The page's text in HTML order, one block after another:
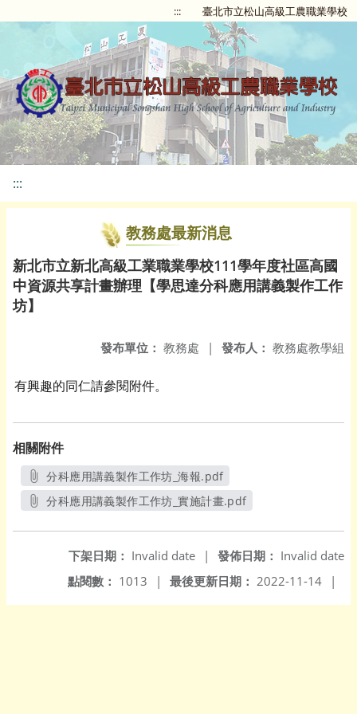
::: 臺北市立松山高級工農職業學校
:::
教務處最新消息
新北市立新北高級工業職業學校111學年度社區高國
中資源共享計畫辦理【學思達分科應用講義製作工作
坊】
發布人： 教務處教學組
發布單位： 教務處 |
有興趣的同仁請參閱附件。
相關附件
分科應用講義製作工作坊_海報.pdf
另開新視窗
分科應用講義製作工作坊_實施計畫.pdf
發佈日期： Invalid date
下架日期： Invalid date
|
最後更新日期： 2022-11-14 |
點閱數： 1013 |